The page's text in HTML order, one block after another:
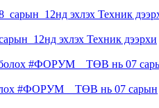
эхлэх Техник дээрхи
#ФОРУМ__ТӨВ нь 07 сарын